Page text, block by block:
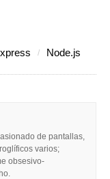
Node.js
de pantallas,
varios;
obsesivo-